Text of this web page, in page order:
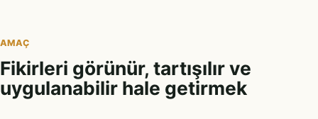
AMAÇ
Fikirleri görünür, tartışılır ve
uygulanabilir hale getirmek